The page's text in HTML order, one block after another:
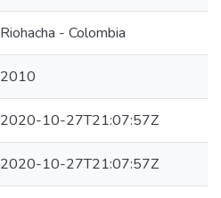
Riohacha - Colombia
2010
2020-10-27T21:07:57Z
2020-10-27T21:07:57Z